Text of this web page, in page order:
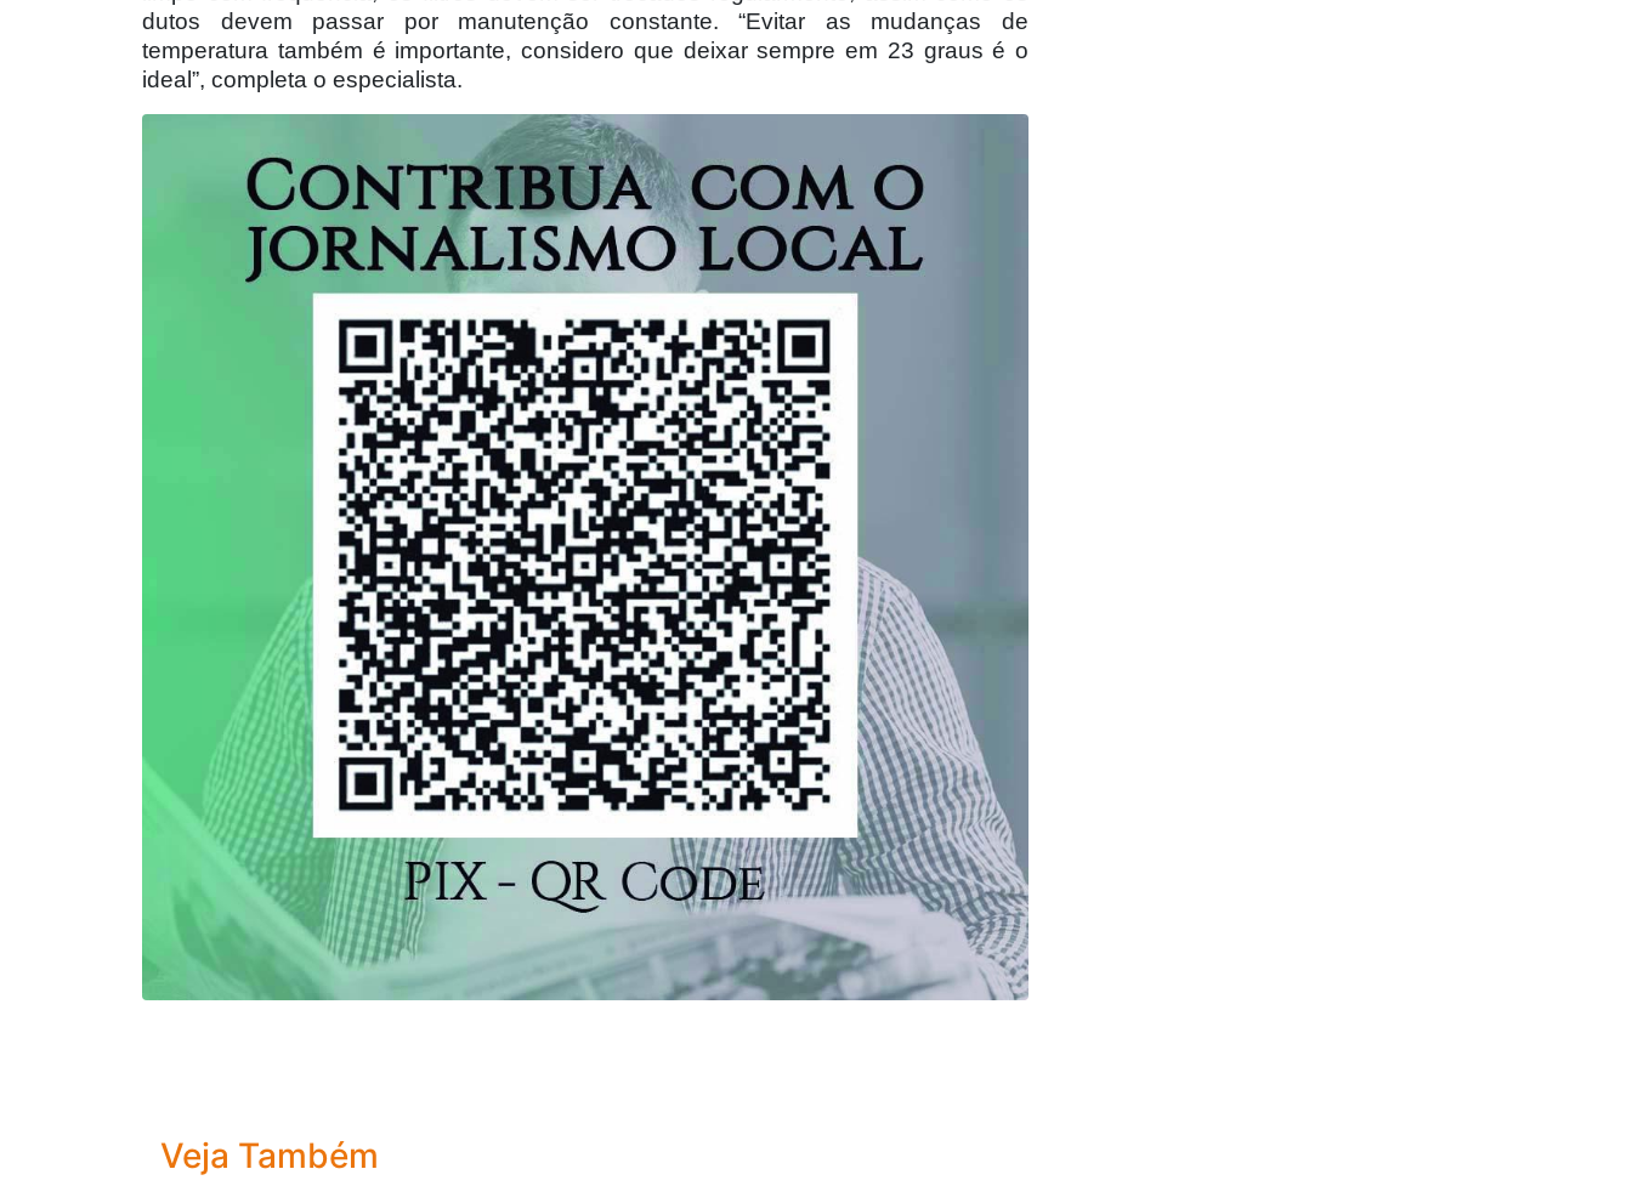
dutos devem passar por manutenção constante. “Evitar as mudanças de
temperatura também é importante, considero que deixar sempre em 23 graus é o
ideal”, completa o especialista.
Veja Também